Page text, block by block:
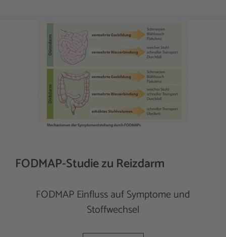
FODMAP-Studie zu Reizdarm
FODMAP Einfluss auf Symptome und
Stoffwechsel